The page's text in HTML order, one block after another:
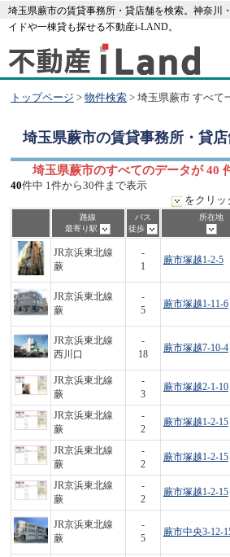
埼玉県蕨市の賃貸事務所・貸店舗を検索。神奈川
イドや一棟貸も探せる不動産i-LAND。
トップページ > 物件検索> 埼玉県蕨市 すべて
埼玉県蕨市の賃貸事務所・貸
埼玉県蕨市のすべてのデータが 40
40件中 1件から30件まで表示
をクリッ
路線
最寄り駅
バス
徒歩
所在地
JR京浜東北線
蕨
-
1
蕨市塚越1-2-5
JR京浜東北線
蕨
-
5
蕨市塚越1-11-6
JR京浜東北線
西川口
-
18
蕨市塚越7-10-4
JR京浜東北線
蕨
-
3
蕨市塚越2-1-10
JR京浜東北線
蕨
-
2
蕨市塚越1-2-15
JR京浜東北線
蕨
-
2
蕨市塚越1-2-15
JR京浜東北線
蕨
-
2
蕨市塚越1-2-15
JR京浜東北線
蕨
-
5
蕨市中央3-12-